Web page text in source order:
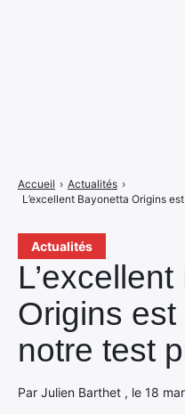
Actualités
Origins
notre test
Par Julien Barthet , le 18
Accueil › Actualités ›
L’excellent Bayonetta Origins